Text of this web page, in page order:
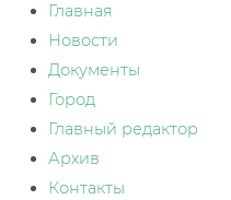
Главная
Новости
Документы
Город
Главный редактор
Архив
Контакты